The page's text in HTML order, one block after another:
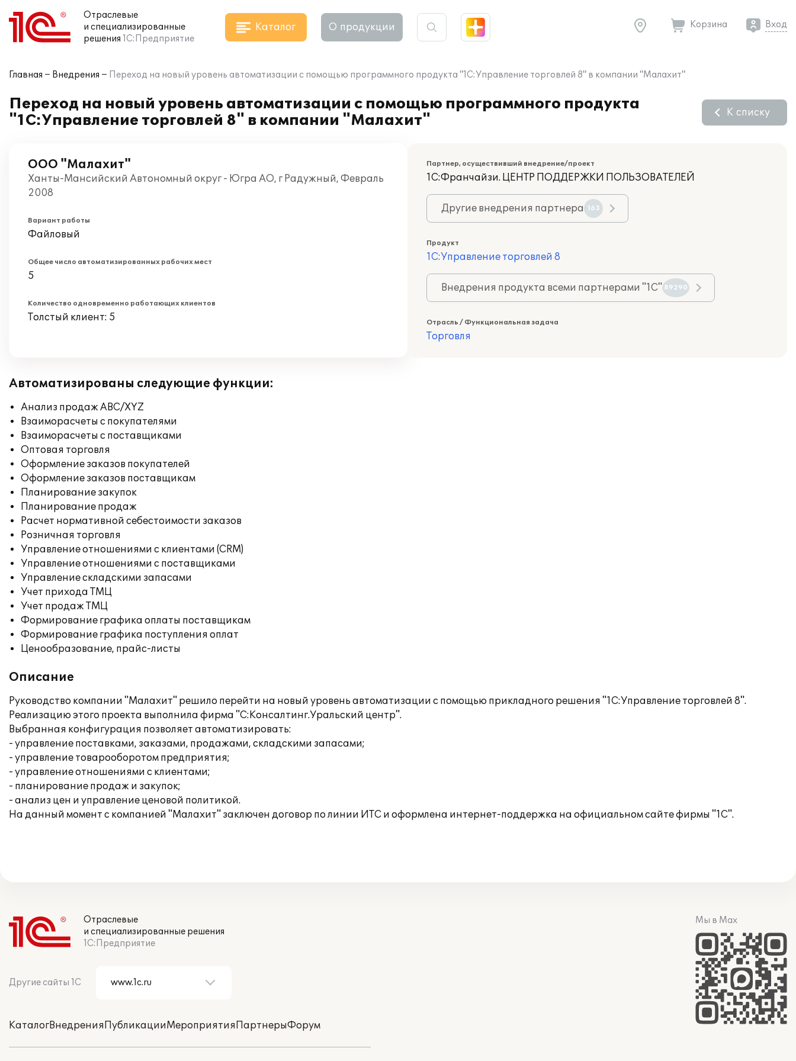
Отраслевые
и специализированные
решения 1С:Предприятие
Каталог О продукции Корзина Вход
Главная Внедрения Переход на новый уровень автоматизации с помощью программного продукта "1С:Управление торговлей 8" в компании "Малахит"
Переход на новый уровень автоматизации с помощью программного продукта
"1С:Управление торговлей 8" в компании "Малахит"
К списку
ООО "Малахит"
Ханты-Мансийский Автономный округ - Югра АО, г Радужный, Февраль
2008
Вариант работы
Файловый
Общее число автоматизированных рабочих мест
5
Количество одновременно работающих клиентов
Толстый клиент: 5
Партнер, осуществивший внедрение/проект
1С:Франчайзи. ЦЕНТР ПОДДЕРЖКИ ПОЛЬЗОВАТЕЛЕЙ
Другие внедрения партнера 163
Продукт
1С:Управление торговлей 8
Внедрения продукта всеми партнерами "1С" 89290
Отрасль / Функциональная задача
Торговля
Автоматизированы следующие функции:
Анализ продаж ABC/XYZ
Взаиморасчеты с покупателями
Взаиморасчеты с поставщиками
Оптовая торговля
Оформление заказов покупателей
Оформление заказов поставщикам
Планирование закупок
Планирование продаж
Расчет нормативной себестоимости заказов
Розничная торговля
Управление отношениями с клиентами (CRM)
Управление отношениями с поставщиками
Управление складскими запасами
Учет прихода ТМЦ
Учет продаж ТМЦ
Формирование графика оплаты поставщикам
Формирование графика поступления оплат
Ценообразование, прайс-листы
Описание
Руководство компании "Малахит" решило перейти на новый уровень автоматизации с помощью прикладного решения "1С:Управление торговлей 8".
Реализацию этого проекта выполнила фирма "С:Консалтинг.Уральский центр".
Выбранная конфигурация позволяет автоматизировать:
- управление поставками, заказами, продажами, складскими запасами;
- управление товарооборотом предприятия;
- управление отношениями с клиентами;
- планирование продаж и закупок;
- анализ цен и управление ценовой политикой.
На данный момент с компанией "Малахит" заключен договор по линии ИТС и оформлена интернет-поддержка на официальном сайте фирмы "1С".
Отраслевые
и специализированные решения
1С:Предприятие
Другие сайты 1С
КаталогВнедренияПубликацииМероприятияПартнерыФорум
Мы в Max